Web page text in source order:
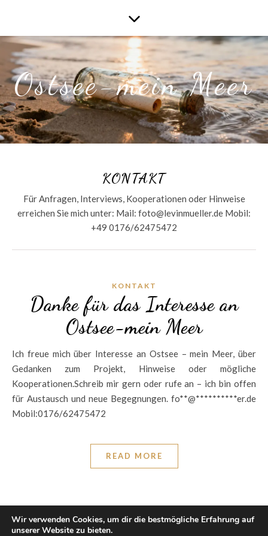
Ostsee-mein Meer
KONTAKT
Für Anfragen, Interviews, Kooperationen oder Hinweise
erreichen Sie mich unter: Mail: foto@levinmueller.de Mobil:
+49 0176/62475472
KONTAKT
Danke für das Interesse an
Ostsee-mein Meer
Ich freue mich über Interesse an Ostsee – mein Meer, über
Gedanken zum Projekt, Hinweise oder mögliche
Kooperationen.Schreib mir gern oder rufe an – ich bin offen
für Austausch und neue Begegnungen. fo**@**********er.de
Mobil:0176/62475472
READ MORE
Wir verwenden Cookies, um dir die bestmögliche Erfahrung auf
unserer Website zu bieten.